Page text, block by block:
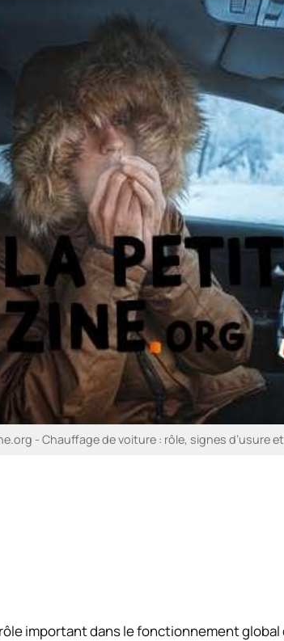
- Chauffage de voiture : rôle, signes d’usure
important dans le fonctionnement global